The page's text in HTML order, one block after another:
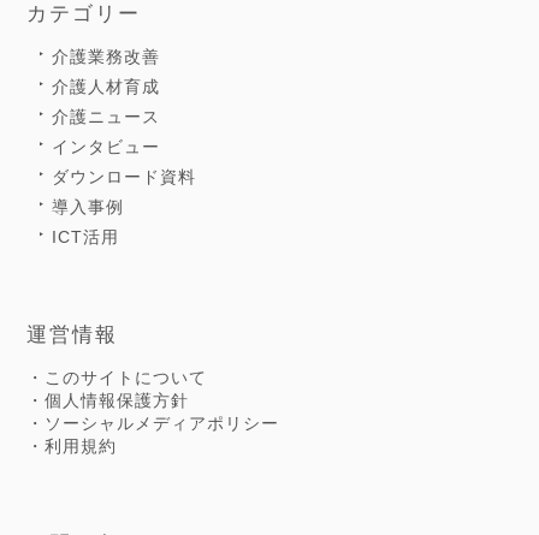
カテゴリー
介護業務改善
介護人材育成
介護ニュース
インタビュー
ダウンロード資料
導入事例
ICT活用
運営情報
・このサイトについて
・個人情報保護方針
・ソーシャルメディアポリシー
・利用規約